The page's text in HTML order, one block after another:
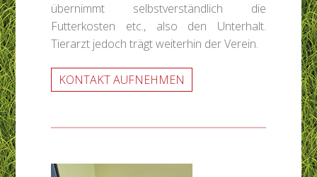
übernimmt selbstverständlich die
Futterkosten etc., also den Unterhalt.
Tierarzt jedoch trägt weiterhin der Verein.
KONTAKT AUFNEHMEN